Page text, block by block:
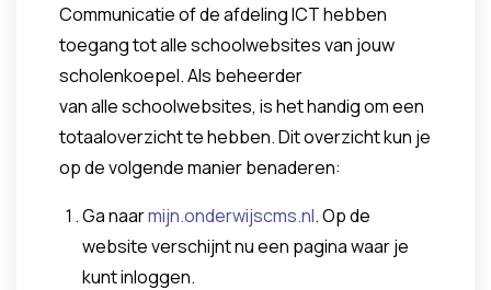
Communicatie of de afdeling ICT hebben
toegang tot alle schoolwebsites van jouw
scholenkoepel. Als beheerder
van alle schoolwebsites, is het handig om een
totaaloverzicht te hebben. Dit overzicht kun je
op de volgende manier benaderen:
Ga naarmijn.onderwijscms.nl. Op de
website verschijnt nu een pagina waar je
kunt inloggen.